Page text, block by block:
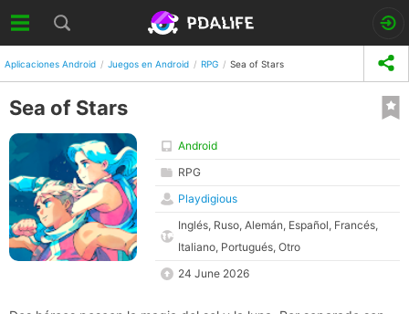
Aplicaciones Android Juegos en Android RPG Sea of Stars
Sea of Stars
Android
RPG
Playdigious
Inglés, Ruso, Alemán, Español, Francés,
Italiano, Portugués, Otro
24 June 2026